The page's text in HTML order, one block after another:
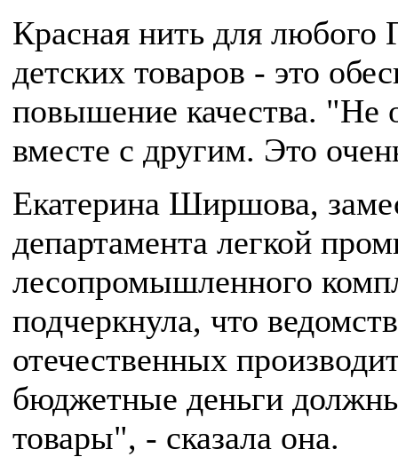
Красная нить для
детских товаров - это
повышение качества. "Не
вместе с другим. Это
Екатерина Ширшова,
департамента легкой
лесопромышленного
подчеркнула, что
отечественных
бюджетные деньги
товары", - сказала она.